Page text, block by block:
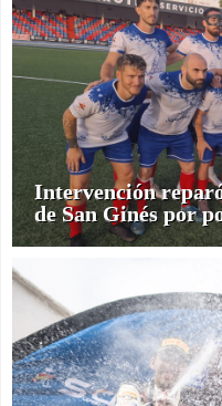
Intervención
de San Ginés por